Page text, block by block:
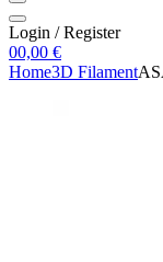
Login / Register
00,00 €
Home3D Filament